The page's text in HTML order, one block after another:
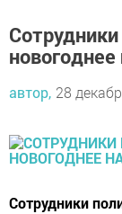
автор, 28
Сотрудники